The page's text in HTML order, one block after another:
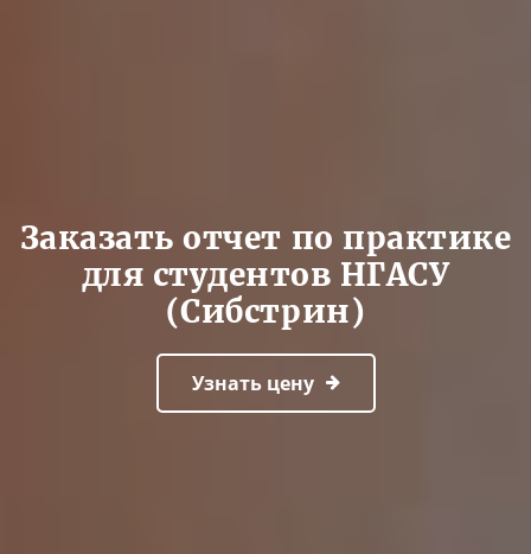
Заказать отчет по практике
для студентов НГАСУ
(Сибстрин)
Узнать цену